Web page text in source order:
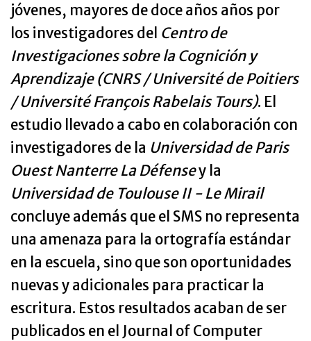
jóvenes, mayores de doce años años por
los investigadores del Centro de
Investigaciones sobre la Cognición y
Aprendizaje (CNRS / Université de Poitiers
/ Université François Rabelais Tours). El
estudio llevado a cabo en colaboración con
investigadores de la Universidad de Paris
Ouest Nanterre La Défensey la
Universidad de Toulouse II - Le Mirail
concluye además que el SMS no representa
una amenaza para la ortografía estándar
en la escuela, sino que son oportunidades
nuevas y adicionales para practicar la
escritura. Estos resultados acaban de ser
publicados en el Journal of Computer